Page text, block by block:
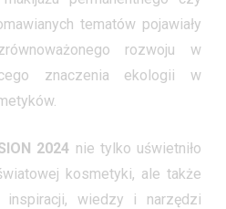
tematów pojawiały
rozwoju w
znaczenia ekologii w
2024 nie tylko uświetniło
kosmetyki, ale także
inspiracji, wiedzy i narzędzi